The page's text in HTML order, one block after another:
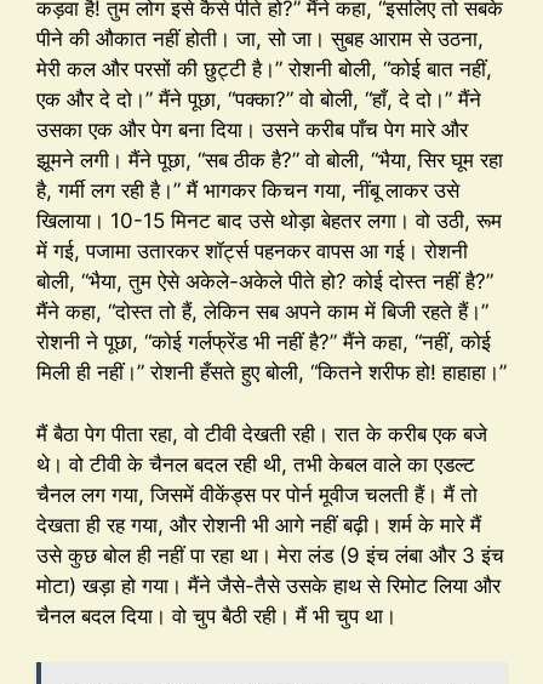
कड़वा है! तुम लोग इसे कैसे पीते हो?” मैंने कहा, “इसलिए तो सबके
पीने की औकात नहीं होती। जा, सो जा। सुबह आराम से उठना,
मेरी कल और परसों की छुट्टी है।” रोशनी बोली, “कोई बात नहीं,
एक और दे दो।” मैंने पूछा, “पक्का?” वो बोली, “हाँ, दे दो।” मैंने
उसका एक और पेग बना दिया। उसने करीब पाँच पेग मारे और
झूमने लगी। मैंने पूछा, “सब ठीक है?” वो बोली, “भैया, सिर घूम रहा
है, गर्मी लग रही है।” मैं भागकर किचन गया, नींबू लाकर उसे
खिलाया। 10-15 मिनट बाद उसे थोड़ा बेहतर लगा। वो उठी, रूम
में गई, पजामा उतारकर शॉर्ट्स पहनकर वापस आ गई। रोशनी
बोली, “भैया, तुम ऐसे अकेले-अकेले पीते हो? कोई दोस्त नहीं है?”
मैंने कहा, “दोस्त तो हैं, लेकिन सब अपने काम में बिजी रहते हैं।”
रोशनी ने पूछा, “कोई गर्लफ्रेंड भी नहीं है?” मैंने कहा, “नहीं, कोई
मिली ही नहीं।” रोशनी हँसते हुए बोली, “कितने शरीफ हो! हाहाहा।”
मैं बैठा पेग पीता रहा, वो टीवी देखती रही। रात के करीब एक बजे
थे। वो टीवी के चैनल बदल रही थी, तभी केबल वाले का एडल्ट
चैनल लग गया, जिसमें वीकेंड्स पर पोर्न मूवीज चलती हैं। मैं तो
देखता ही रह गया, और रोशनी भी आगे नहीं बढ़ी। शर्म के मारे मैं
उसे कुछ बोल ही नहीं पा रहा था। मेरा लंड (9 इंच लंबा और 3 इंच
मोटा) खड़ा हो गया। मैंने जैसे-तैसे उसके हाथ से रिमोट लिया और
चैनल बदल दिया। वो चुप बैठी रही। मैं भी चुप था।